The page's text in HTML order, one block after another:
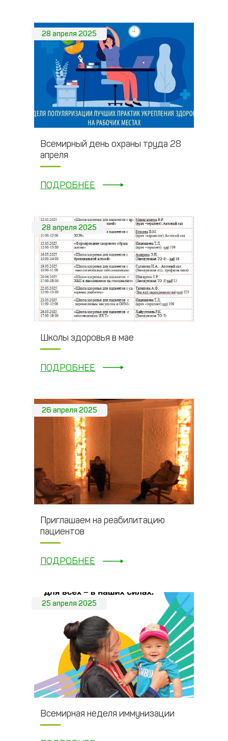
28 апреля 2025
Всемирный день охраны труда 28
апреля
ПОДРОБНЕЕ
28 апреля 2025
Школы здоровья в мае
ПОДРОБНЕЕ
26 апреля 2025
Приглашаем на реабилитацию
пациентов
ПОДРОБНЕЕ
25 апреля 2025
Всемирная неделя иммунизации